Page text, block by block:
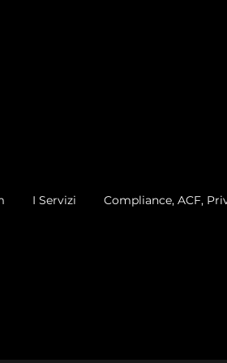
I Servizi Compliance, ACF,